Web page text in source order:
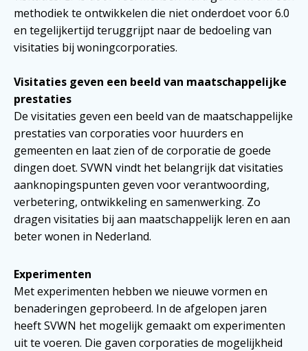
methodiek te ontwikkelen die niet onderdoet voor 6.0
en tegelijkertijd teruggrijpt naar de bedoeling van
visitaties bij woningcorporaties.
Visitaties geven een beeld van maatschappelijke
prestaties
De visitaties geven een beeld van de maatschappelijke
prestaties van corporaties voor huurders en
gemeenten en laat zien of de corporatie de goede
dingen doet. SVWN vindt het belangrijk dat visitaties
aanknopingspunten geven voor verantwoording,
verbetering, ontwikkeling en samenwerking. Zo
dragen visitaties bij aan maatschappelijk leren en aan
beter wonen in Nederland.
Experimenten
Met experimenten hebben we nieuwe vormen en
benaderingen geprobeerd. In de afgelopen jaren
heeft SVWN het mogelijk gemaakt om experimenten
uit te voeren. Die gaven corporaties de mogelijkheid